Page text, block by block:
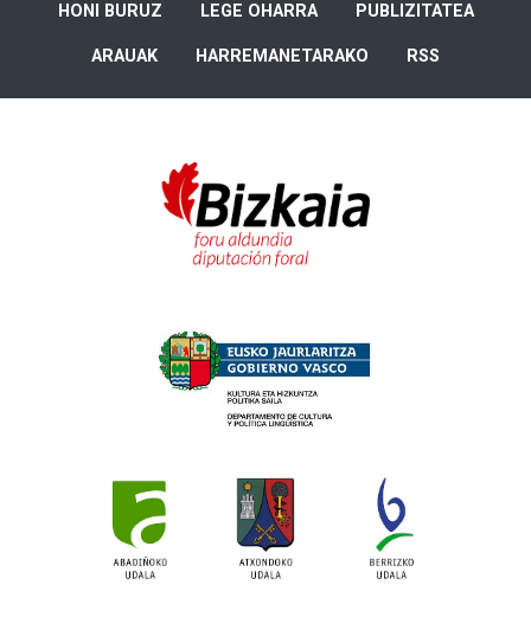
HONI BURUZ LEGE OHARRA PUBLIZITATEA
ARAUAK HARREMANETARAKO RSS